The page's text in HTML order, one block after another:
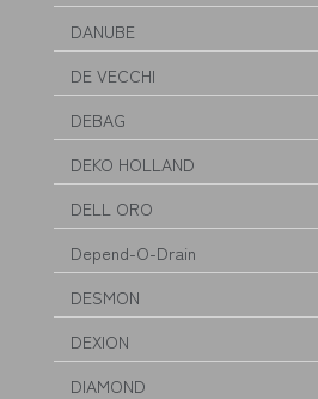
DANUBE
DE VECCHI
DEBAG
DEKO HOLLAND
DELL ORO
Depend-O-Drain
DESMON
DEXION
DIAMOND